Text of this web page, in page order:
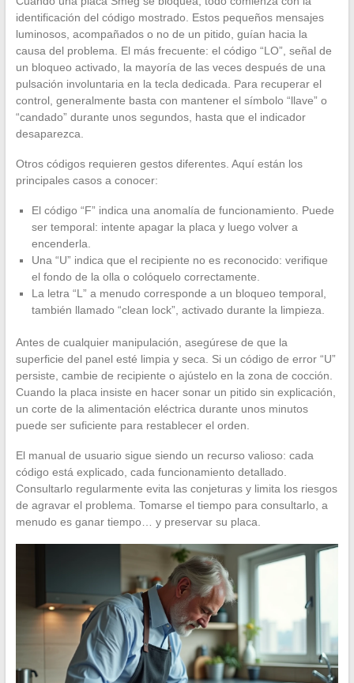
identificación del código mostrado. Estos pequeños mensajes
luminosos, acompañados o no de un pitido, guían hacia la
causa del problema. El más frecuente: el código “LO”, señal de
un bloqueo activado, la mayoría de las veces después de una
pulsación involuntaria en la tecla dedicada. Para recuperar el
control, generalmente basta con mantener el símbolo “llave” o
“candado” durante unos segundos, hasta que el indicador
desaparezca.
Otros códigos requieren gestos diferentes. Aquí están los
principales casos a conocer:
El código “F” indica una anomalía de funcionamiento. Puede
ser temporal: intente apagar la placa y luego volver a
encenderla.
Una “U” indica que el recipiente no es reconocido: verifique
el fondo de la olla o colóquelo correctamente.
La letra “L” a menudo corresponde a un bloqueo temporal,
también llamado “clean lock”, activado durante la limpieza.
Antes de cualquier manipulación, asegúrese de que la
superficie del panel esté limpia y seca. Si un código de error “U”
persiste, cambie de recipiente o ajústelo en la zona de cocción.
Cuando la placa insiste en hacer sonar un pitido sin explicación,
un corte de la alimentación eléctrica durante unos minutos
puede ser suficiente para restablecer el orden.
El manual de usuario sigue siendo un recurso valioso: cada
código está explicado, cada funcionamiento detallado.
Consultarlo regularmente evita las conjeturas y limita los riesgos
de agravar el problema. Tomarse el tiempo para consultarlo, a
menudo es ganar tiempo… y preservar su placa.